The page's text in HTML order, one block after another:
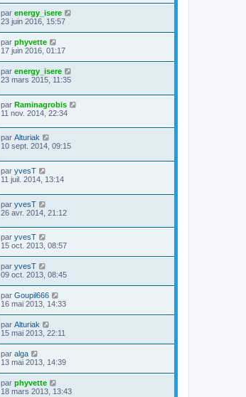
par energy_isere
23 juin 2016, 15:57
par phyvette
17 juin 2016, 01:17
par energy_isere
23 mars 2015, 11:35
par Raminagrobis
11 nov. 2014, 22:34
par Alturiak
10 sept. 2014, 09:15
par yvesT
11 juil. 2014, 13:14
par yvesT
26 avr. 2014, 21:12
par yvesT
15 oct. 2013, 08:57
par yvesT
09 oct. 2013, 08:45
par Goupil666
16 mai 2013, 14:33
par Alturiak
15 mai 2013, 22:11
par alga
13 mai 2013, 14:39
par phyvette
18 mars 2013, 13:43